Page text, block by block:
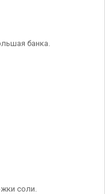
банка.
соли.